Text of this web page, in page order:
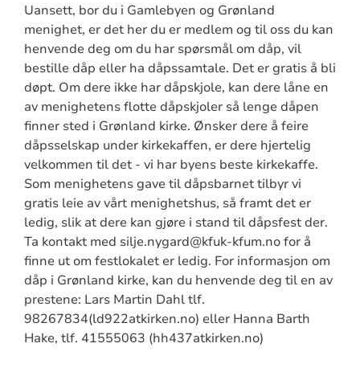
Uansett, bor du i Gamlebyen og Grønland
menighet, er det her du er medlem og til oss du kan
henvende deg om du har spørsmål om dåp, vil
bestille dåp eller ha dåpssamtale. Det er gratis å bli
døpt. Om dere ikke har dåpskjole, kan dere låne en
av menighetens flotte dåpskjoler så lenge dåpen
finner sted i Grønland kirke. Ønsker dere å feire
dåpsselskap under kirkekaffen, er dere hjertelig
velkommen til det - vi har byens beste kirkekaffe.
Som menighetens gave til dåpsbarnet tilbyr vi
gratis leie av vårt menighetshus, så framt det er
ledig, slik at dere kan gjøre i stand til dåpsfest der.
Ta kontakt med silje.nygard@kfuk-kfum.no for å
finne ut om festlokalet er ledig. For informasjon om
dåp i Grønland kirke, kan du henvende deg til en av
prestene: Lars Martin Dahl tlf.
98267834(ld922atkirken.no) eller Hanna Barth
Hake, tlf. 41555063 (hh437atkirken.no)